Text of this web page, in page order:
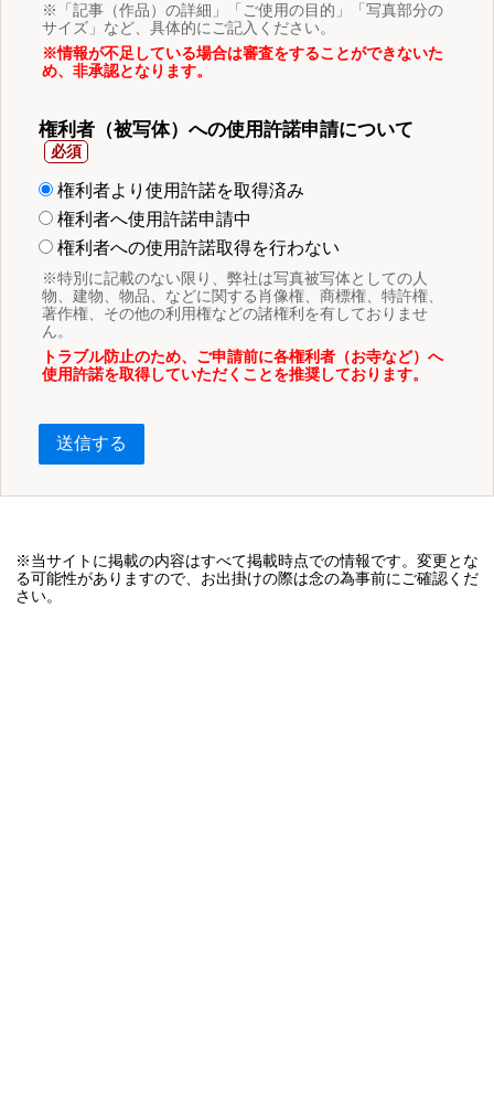
※「記事（作品）の詳細」「ご使用の目的」「写真部分の
サイズ」など、具体的にご記入ください。
※情報が不足している場合は審査をすることができないた
め、非承認となります。
権利者（被写体）への使用許諾申請について
権利者より使用許諾を取得済み
権利者へ使用許諾申請中
権利者への使用許諾取得を行わない
※特別に記載のない限り、弊社は写真被写体としての人
物、建物、物品、などに関する肖像権、商標権、特許権、
著作権、その他の利用権などの諸権利を有しておりませ
ん。
トラブル防止のため、ご申請前に各権利者（お寺など）へ
使用許諾を取得していただくことを推奨しております。
送信する
※当サイトに掲載の内容はすべて掲載時点での情報です。変更とな
る可能性がありますので、お出掛けの際は念の為事前にご確認くだ
さい。